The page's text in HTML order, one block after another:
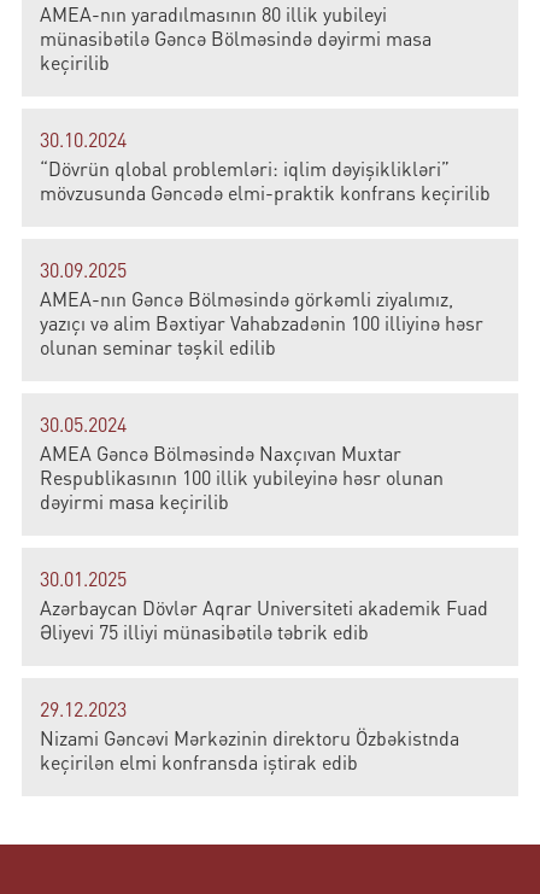
AMEA-nın yaradılmasının 80 illik yubileyi
münasibətilə Gəncə Bölməsində dəyirmi masa
keçirilib
30.10.2024
“Dövrün qlobal problemləri: iqlim dəyişiklikləri”
mövzusunda Gəncədə elmi-praktik konfrans keçirilib
30.09.2025
AMEA-nın Gəncə Bölməsində görkəmli ziyalımız,
yazıçı və alim Bəxtiyar Vahabzadənin 100 illiyinə həsr
olunan seminar təşkil edilib
30.05.2024
AMEA Gəncə Bölməsində Naxçıvan Muxtar
Respublikasının 100 illik yubileyinə həsr olunan
dəyirmi masa keçirilib
30.01.2025
Azərbaycan Dövlər Aqrar Universiteti akademik Fuad
Əliyevi 75 illiyi münasibətilə təbrik edib
29.12.2023
Nizami Gəncəvi Mərkəzinin direktoru Özbəkistnda
keçirilən elmi konfransda iştirak edib